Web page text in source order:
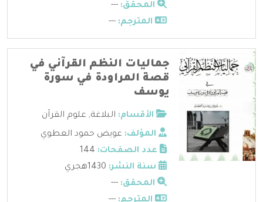
المحقق: ---
المترجم: ---
جماليات النظم القرآني في
قصة المراودة في سورة
يوسف
الأقسام: البلاغة, علوم القرآن
المؤلف: عويض حمود العطوي
عدد الصفحات:
سنة النشر:
المحقق: ---